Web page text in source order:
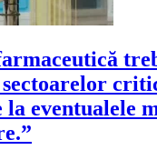
la eventualele